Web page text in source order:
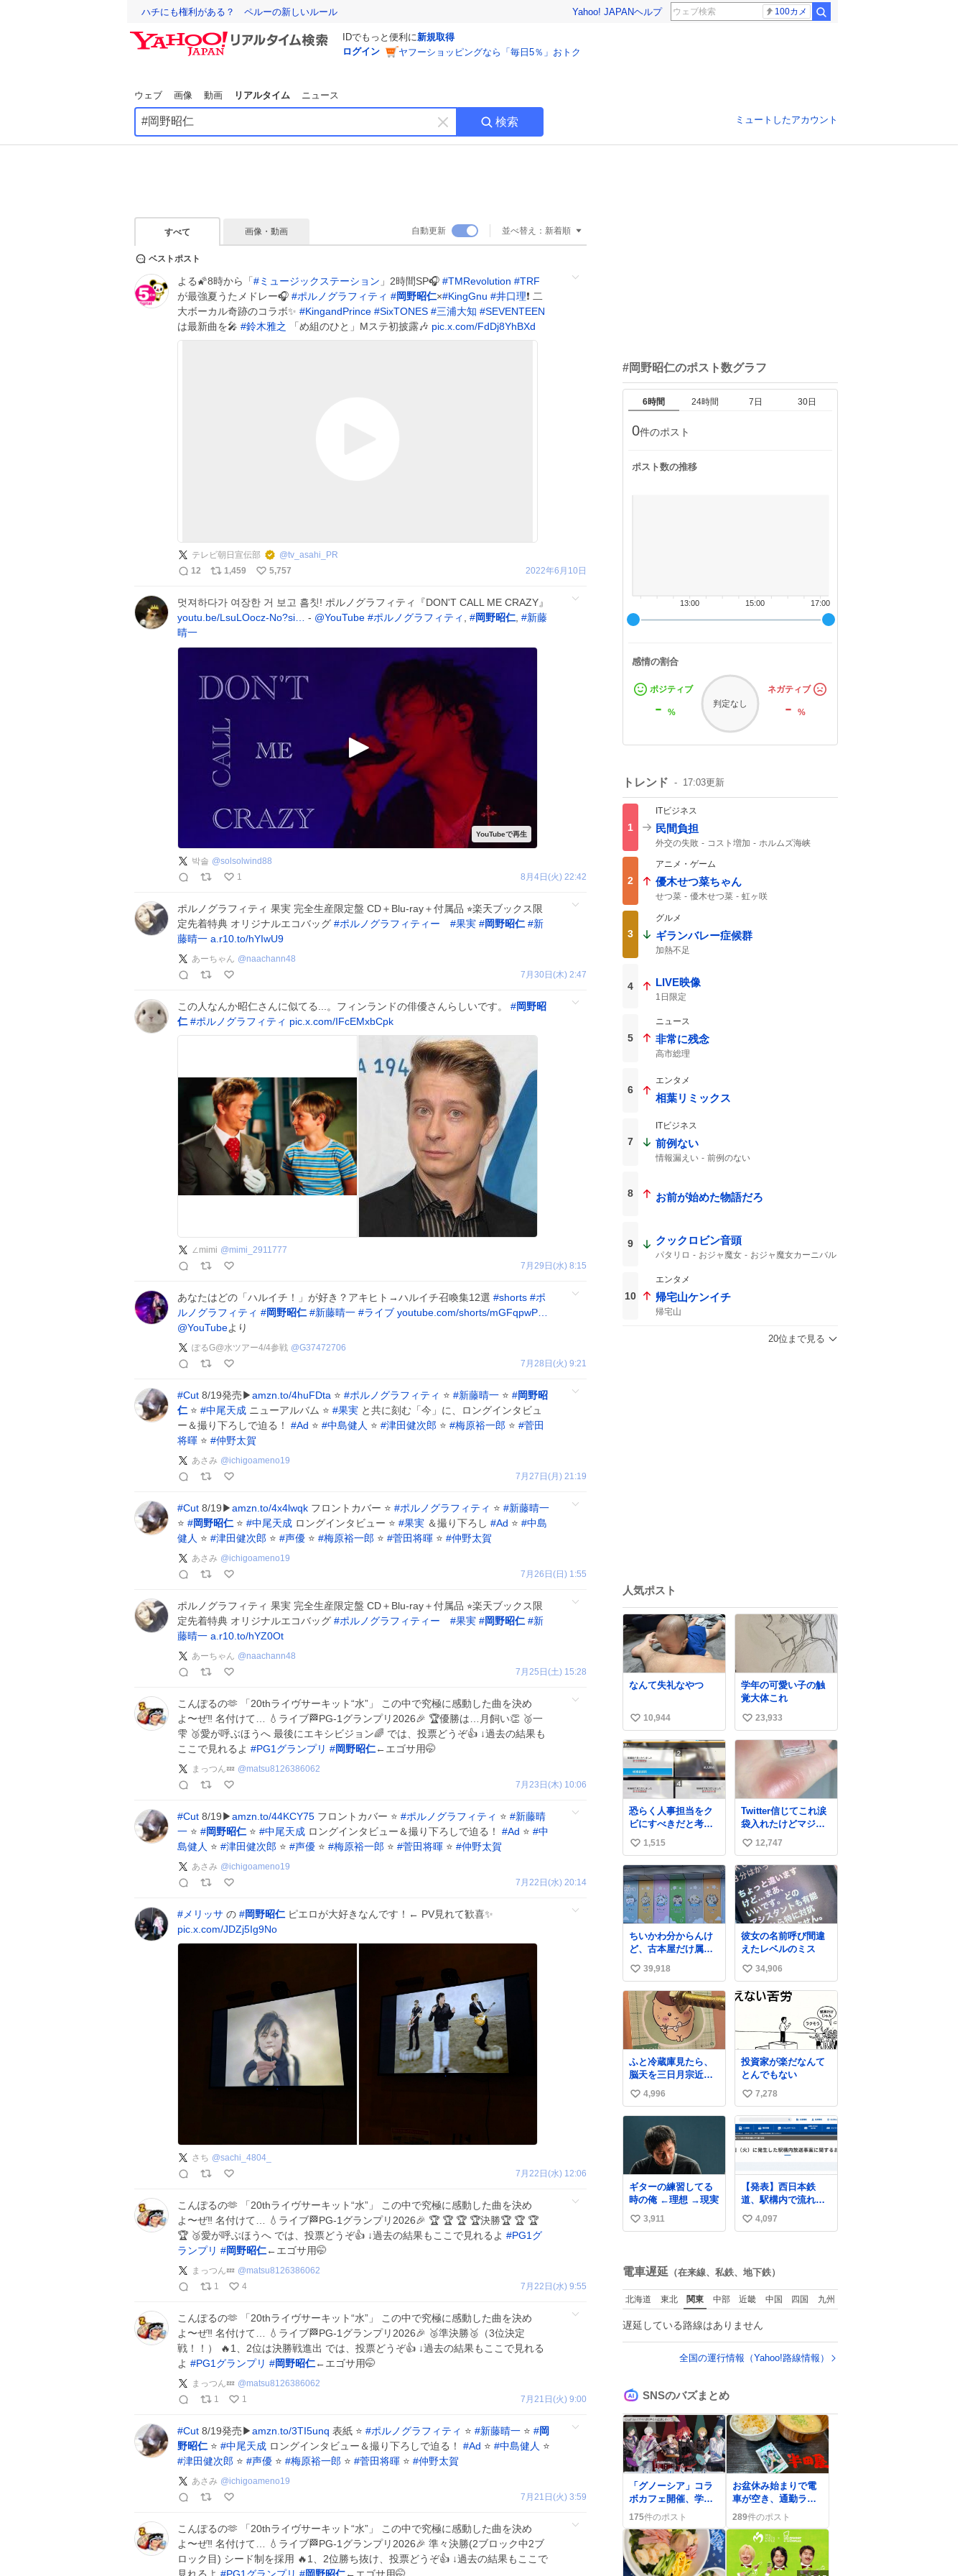
ハチにも権利がある？ ペルーの新しいルール Yahoo! JAPANヘルプ 100カメ
IDでもっと便利に新規取得
ログイン
ヤフーショッピングなら「毎日5％」おトク
ウェブ 画像 動画 リアルタイム ニュース
キ
ー
す
検索 ミュートしたアカウント
すべて 画像・動画 自動更新 並べ替え： 新着順
ベストポスト
よる🌠8時から「 #ミュージックステーション 」2時間SP🎧 #TMRevolution #TRF
が最強夏うたメドレー🎧 #ポルノグラフィティ #岡野昭仁×#KingGnu #井口理❗️ 二
大ボーカル奇跡のコラボ✨ #KingandPrince #SixTONES #三浦大知 #SEVENTEEN
は最新曲を🎤 #鈴木雅之 「め組のひと」Mステ初披露🎶 pic.x.com/FdDj8YhBXd
テレビ朝日宣伝部 @tv_asahi_PR
12
1,459 5,757 2022年6月10日
멋져하다가 여장한 거 보고 흠칫! ポルノグラフィティ『DON'T CALL ME CRAZY』
youtu.be/LsuLOocz-No?si…
- @YouTube #ポルノグラフィティ #岡野昭仁 #新藤
晴一
박솔 @solsolwind88
1
8月4日(火) 22:42
ポルノグラフィティ 果実 完全生産限定盤 CD＋Blu-ray＋付属品 ⭐︎楽天ブックス限
定先着特典 オリジナルエコバッグ #ポルノグラフィティー #果実 #岡野昭仁 #新
藤晴一 a.r10.to/hYIwU9
あーちゃん @naachann48
7月30日(木) 2:47
この人なんか昭仁さんに似てる...。フィンランドの俳優さんらしいです。 #岡野昭
仁 #ポルノグラフィティ pic.x.com/IFcEMxbCpk
∠mimi @mimi_2911777
7月29日(水) 8:15
あなたはどの「ハルイチ！」が好き？アキヒト→ハルイチ召喚集12選 #shorts #ポ
ルノグラフィティ #岡野昭仁 #新藤晴一 #ライブ youtube.com/shorts/mGFqpwP…
@YouTubeより
ぽるG@水ツアー4/4参戦 @G37472706
7月28日(火) 9:21
#Cut 8/19発売▶amzn.to/4huFDta ⭐ #ポルノグラフィティ ⭐ #新藤晴一 ⭐ #岡野昭
仁 ⭐ #中尾天成 ニューアルバム ⭐ #果実 と共に刻む「今」に、ロングインタビュ
ー＆撮り下ろしで迫る！ #Ad ⭐ #中島健人 ⭐ #津田健次郎 ⭐ #梅原裕一郎 ⭐ #菅田
将暉 ⭐ #仲野太賀
あさみ @ichigoameno19
7月27日(月) 21:19
#Cut 8/19▶amzn.to/4x4lwqk フロントカバー ⭐ #ポルノグラフィティ ⭐ #新藤晴一
⭐ #岡野昭仁 ⭐ #中尾天成 ロングインタビュー ⭐ #果実 ＆撮り下ろし #Ad ⭐ #中島
健人 ⭐ #津田健次郎 ⭐ #声優 ⭐ #梅原裕一郎 ⭐ #菅田将暉 ⭐ #仲野太賀
あさみ @ichigoameno19
7月26日(日) 1:55
ポルノグラフィティ 果実 完全生産限定盤 CD＋Blu-ray＋付属品 ⭐︎楽天ブックス限
定先着特典 オリジナルエコバッグ #ポルノグラフィティー #果実 #岡野昭仁 #新
藤晴一 a.r10.to/hYZ0Ot
あーちゃん @naachann48
7月25日(土) 15:28
こんぽるの🫶 「20thライヴサーキット“水”」 この中で究極に感動した曲を決め
よ〜ぜ‼️ 名付けて… 💧ライブ🏁PG-1グランプリ2026🎉 🏆優勝は…月飼い👏 🥈一
雫 🥉愛が呼ぶほうへ 最後にエキシビジョン🌈 では、投票どうぞ👍 ↓過去の結果も
ここで見れるよ #PG1グランプリ #岡野昭仁←エゴサ用🤭
まっつん💤 @matsu8126386062
7月23日(木) 10:06
#Cut 8/19▶amzn.to/44KCY75 フロントカバー ⭐ #ポルノグラフィティ ⭐ #新藤晴
一 ⭐ #岡野昭仁 ⭐ #中尾天成 ロングインタビュー＆撮り下ろしで迫る！ #Ad ⭐ #中
島健人 ⭐ #津田健次郎 ⭐ #声優 ⭐ #梅原裕一郎 ⭐ #菅田将暉 ⭐ #仲野太賀
あさみ @ichigoameno19
7月22日(水) 20:14
# メリッサ の #岡野昭仁 ピエロが大好きなんです！← PV見れて歓喜✨
pic.x.com/JDZj5Ig9No
さち @sachi_4804_
7月22日(水) 12:06
こんぽるの🫶 「20thライヴサーキット“水”」 この中で究極に感動した曲を決め
よ〜ぜ‼️ 名付けて… 💧ライブ🏁PG-1グランプリ2026🎉 🏆 🏆 🏆 🏆決勝🏆 🏆 🏆
🏆 🥉愛が呼ぶほうへ では、投票どうぞ👍 ↓過去の結果もここで見れるよ #PG1グ
ランプリ #岡野昭仁←エゴサ用🤭
まっつん💤 @matsu8126386062
1
4 7月22日(水) 9:55
こんぽるの🫶 「20thライヴサーキット“水”」 この中で究極に感動した曲を決め
よ〜ぜ‼️ 名付けて… 💧ライブ🏁PG-1グランプリ2026🎉 🥉準決勝🥉（3位決定
戦！！） 🔥1、2位は決勝戦進出 では、投票どうぞ👍 ↓過去の結果もここで見れる
よ #PG1グランプリ #岡野昭仁←エゴサ用🤭
まっつん💤 @matsu8126386062
1
1 7月21日(火) 9:00
#Cut 8/19発売▶amzn.to/3TI5unq 表紙 ⭐ #ポルノグラフィティ ⭐ #新藤晴一 ⭐ #岡
野昭仁 ⭐ #中尾天成 ロングインタビュー＆撮り下ろしで迫る！ #Ad ⭐ #中島健人 ⭐
#津田健次郎 ⭐ #声優 ⭐ #梅原裕一郎 ⭐ #菅田将暉 ⭐ #仲野太賀
あさみ @ichigoameno19
7月21日(火) 3:59
こんぽるの🫶 「20thライヴサーキット“水”」 この中で究極に感動した曲を決め
よ〜ぜ‼️ 名付けて… 💧ライブ🏁PG-1グランプリ2026🎉 準々決勝(2ブロック中2ブ
ロック目) シード制を採用 🔥1、2位勝ち抜け、投票どうぞ👍 ↓過去の結果もここで
#岡野昭仁のポスト数グラフ
6時間 24時間 7日 30日
0件のポスト
ポスト数の推移
17:00
15:00
13:00
感情の割合
ポジティブ
- %
判定なし
ネガティブ
-%
トレンド 17:03更新
1
ITビジネス
民間負担
外交の失敗 コスト増加 ホルムズ海峡
2
アニメ・ゲーム
優木せつ菜ちゃん
せつ菜 優木せつ菜 虹ヶ咲
3
グルメ
ギランバレー症候群
加熱不足
4 LIVE映像
1日限定
5
ニュース
非常に残念
高市総理
6
エンタメ
相葉リミックス
7
ITビジネス
前例ない
情報漏えい 前例のない
8 お前が始めた物語だろ
9 クックロビン音頭
パタリロ おジャ魔女 おジャ魔女カーニバル
10
エンタメ
帰宅山ケンイチ
帰宅山
20位まで見る
人気ポスト
なんて失礼なやつ
い
い
ね
数
10,944
学年の可愛い子の触
覚大体これ
い
い
ね
23,933
恐らく人事担当をク
ビにすべきだと考え
られるが‥‥‥
い
い
ね
数
1,515
Twitter信じてこれ涙
袋入れたけどマジで
盛れた…ありがと
う…
い
い
ね
数
12,747
ちいかわ分からんけ
ど、古本屋だけ属性
が名前になってるの
はどういうこと？
い
い
ね
数
39,918
彼女の名前呼び間違
えたレベルのミス
い
い
ね
34,906
ふと冷蔵庫見たら、
脳天を三日月宗近に
突き刺されてるくり
まんじゅうパイセン
が
い
い
4,996
投資家が楽だなんて
とんでもない
い
い
ね
数
7,278
ギターの練習してる
時の俺 ←理想 →現実
い
数
3,911
【発表】西日本鉄
道、駅構内で流れ
た“不適切音声”に声
明「被害届も検討」
および薬院駅で発生
した駅構内放送事案
について声明を公表
って駅構内放送設備
に外部から不正に音
声が流された可能性
い
数
4,097
電車遅延 （在来線、私鉄、地下鉄）
北海道 東北 関東 中部 近畿 中国 四国 九州
遅延している路線はありません
全国の運行情報（Yahoo!路線情報）
SNSのバズまとめ
「グノーシア」コラ
ボカフェ開催、学園
祭バンドグッズが登
場でファン歓喜
175件のポスト
お盆休み始まりで電
車が空き、通勤ラッ
シュが緩む様子が
SNSで話題に
289件のポスト